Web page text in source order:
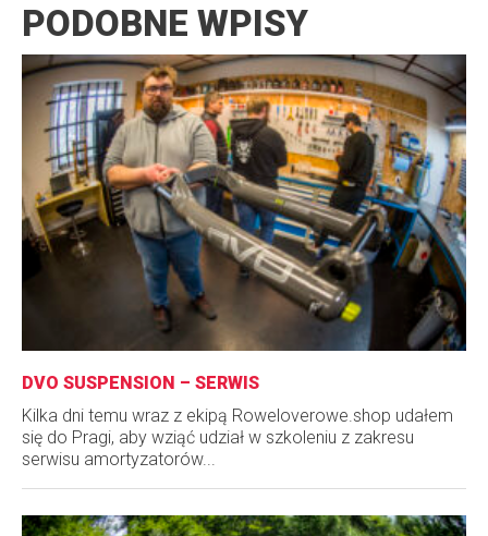
PODOBNE WPISY
DVO SUSPENSION – SERWIS
Kilka dni temu wraz z ekipą Roweloverowe.shop udałem
się do Pragi, aby wziąć udział w szkoleniu z zakresu
serwisu amortyzatorów...